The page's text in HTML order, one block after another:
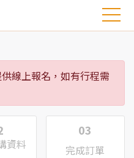
線上報名，如有行程需
資料
03
完成訂單